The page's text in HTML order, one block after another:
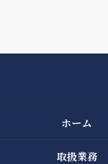
ホーム
取扱業務